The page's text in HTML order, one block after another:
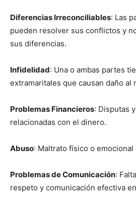
Diferencias Irreconciliables: Las
pueden resolver sus conflictos y
sus diferencias.
Infidelidad: Una o ambas partes
extramaritales que causan daño al
Problemas Financieros: Disputas
relacionadas con el dinero.
Abuso: Maltrato físico o
Problemas de Comunicación:
respeto y comunicación efectiva